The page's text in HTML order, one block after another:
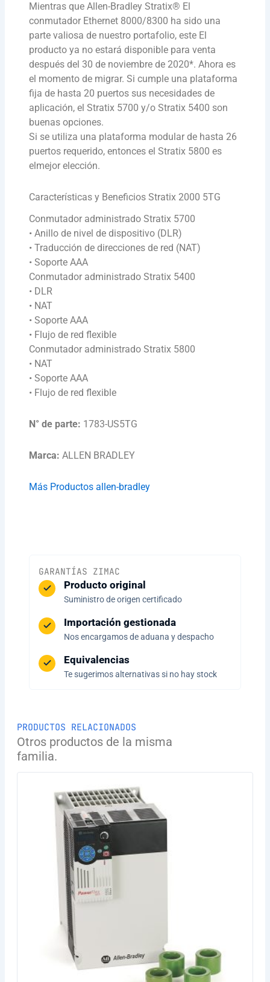
Mientras que Allen-Bradley Stratix® El
conmutador Ethernet 8000/8300 ha sido una
parte valiosa de nuestro portafolio, este El
producto ya no estará disponible para venta
después del 30 de noviembre de 2020*. Ahora es
el momento de migrar. Si cumple una plataforma
fija de hasta 20 puertos sus necesidades de
aplicación, el Stratix 5700 y/o Stratix 5400 son
buenas opciones.
Si se utiliza una plataforma modular de hasta 26
puertos requerido, entonces el Stratix 5800 es
elmejor elección.
Características y Beneficios Stratix 2000 5TG
Conmutador administrado Stratix 5700
• Anillo de nivel de dispositivo (DLR)
• Traducción de direcciones de red (NAT)
• Soporte AAA
Conmutador administrado Stratix 5400
• DLR
• NAT
• Soporte AAA
• Flujo de red flexible
Conmutador administrado Stratix 5800
• NAT
• Soporte AAA
• Flujo de red flexible
N° de parte: 1783-US5TG
Marca: ALLEN BRADLEY
Más Productos allen-bradley
GARANTÍAS ZIMAC
Producto original
Suministro de origen certificado
Importación gestionada
Nos encargamos de aduana y despacho
Equivalencias
Te sugerimos alternativas si no hay stock
PRODUCTOS RELACIONADOS
Otros productos de la misma
familia.